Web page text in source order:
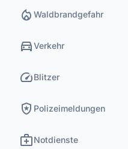
local_fire_department Waldbrandgefahr
directions_carVerkehr
speedBlitzer
local_police Polizeimeldungen
medical_servicesNotdienste